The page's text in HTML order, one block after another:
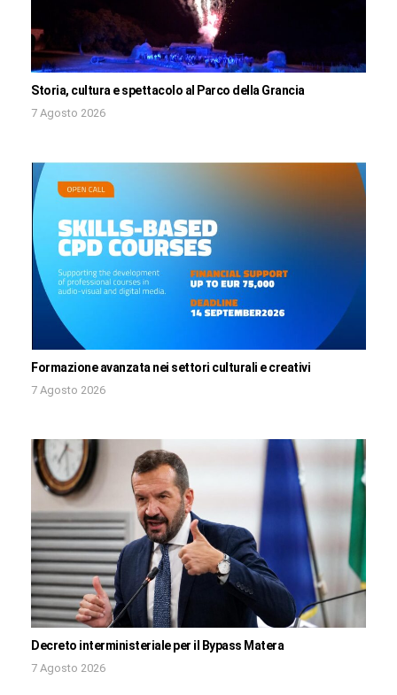
Storia, cultura e spettacolo al Parco della Grancia
7 Agosto 2026
Formazione avanzata nei settori culturali e creativi
7 Agosto 2026
Decreto interministeriale per il Bypass Matera
7 Agosto 2026